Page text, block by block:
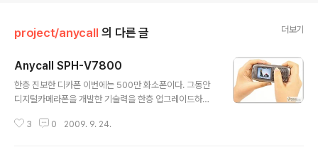
project/anycall 의 다른 글 더보기
Anycall SPH-V7800
한층 진보한 디카폰 이번에는 500만 화소폰이다. 그동안
디지털카메라폰을 개발한 기술력을 한층 업그레이드하여
부터 끝까지 우리 팀 자체적으로 진행되어 출시된 모델이
3 0 2009. 9. 24.